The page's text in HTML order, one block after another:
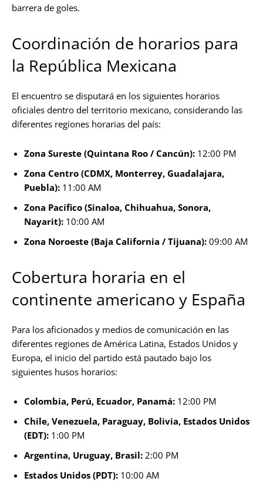
barrera de goles.
Coordinación de horarios para
la República Mexicana
El encuentro se disputará en los siguientes horarios
oficiales dentro del territorio mexicano, considerando las
diferentes regiones horarias del país:
Zona Sureste (Quintana Roo / Cancún): 12:00 PM
Zona Centro (CDMX, Monterrey, Guadalajara,
Puebla): 11:00 AM
Zona Pacífico (Sinaloa, Chihuahua, Sonora,
Nayarit): 10:00 AM
Zona Noroeste (Baja California / Tijuana): 09:00 AM
Cobertura horaria en el
continente americano y España
Para los aficionados y medios de comunicación en las
diferentes regiones de América Latina, Estados Unidos y
Europa, el inicio del partido está pautado bajo los
siguientes husos horarios:
Colombia, Perú, Ecuador, Panamá: 12:00 PM
Chile, Venezuela, Paraguay, Bolivia, Estados Unidos
(EDT): 1:00 PM
Argentina, Uruguay, Brasil: 2:00 PM
Estados Unidos (PDT): 10:00 AM